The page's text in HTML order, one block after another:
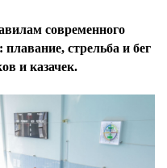
современного
стрельба и бег
и казачек.